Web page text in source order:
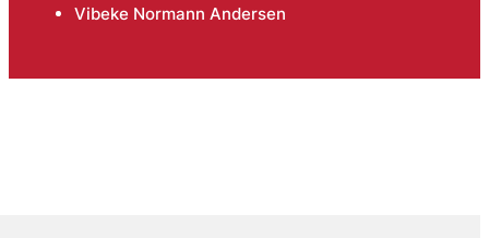
Vibeke Normann Andersen